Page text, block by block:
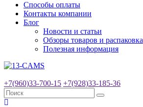
Способы оплаты
Контакты компании
Блог
Новости и статьи
Обзоры товаров и распаковка
Полезная информация
+7(960)33-700-15 +7(928)33-185-36